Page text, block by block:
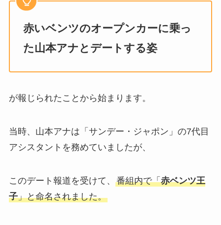
赤いベンツのオープンカーに乗っ
た山本アナとデートする姿
が報じられたことから始まります。
当時、山本アナは「サンデー・ジャポン」の7代目
アシスタントを務めていましたが、
このデート報道を受けて、 番組内で「赤ベンツ王
子」と命名されました。